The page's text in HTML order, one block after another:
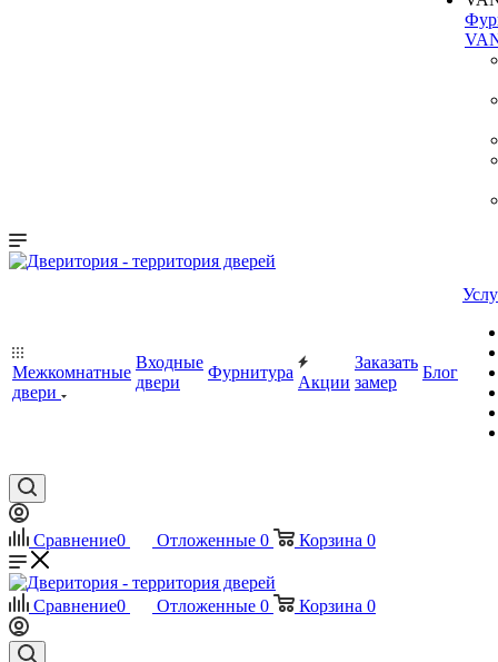
Межкомнатные
двери
Входные
двери
Фурнитура
Акции
Заказать
замер
Блог
Сравнение0 Отложенные 0 Корзина 0
Сравнение0 Отложенные 0 Корзина 0